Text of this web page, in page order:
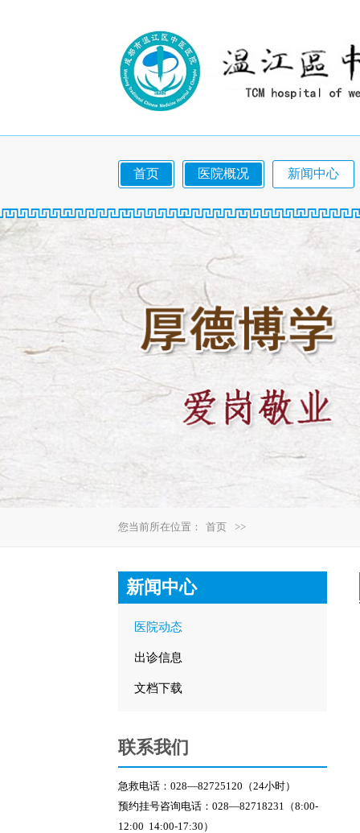
首页 医院概况 新闻中心
您当前所在位置： 首页 >>
新闻中心
医院动态
出诊信息
文档下载
联系我们
急救电话：028—82725120（24小时）
预约挂号咨询电话：028—82718231（8:00-
12:00 14:00-17:30）